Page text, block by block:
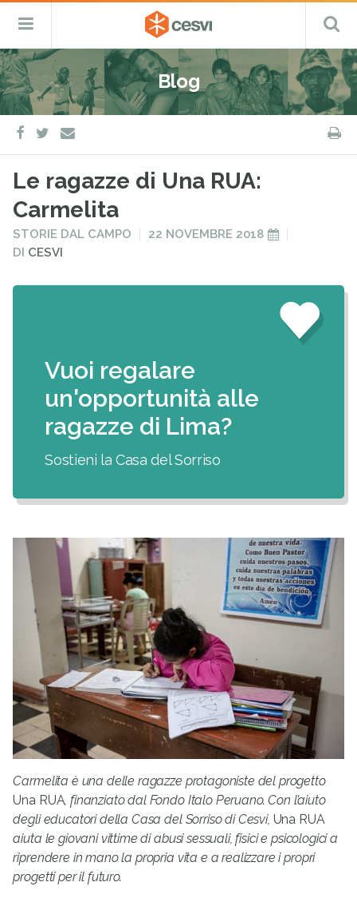
Salta
al
contenuto
CESVI
Fondazione
–
ETS
Cooperazione,
Emergenza
e
Sviluppo
Menu
Blog
facebook
twitter
e-
mail
Le ragazze di Una RUA:
Carmelita
PUBBLICATO
IN
STORIE DAL CAMPO
PUBBLICATO
22 NOVEMBRE 2018
DI CESVI
Vuoi regalare
un'opportunità alle
ragazze di Lima?
Sostieni la Casa del Sorriso
Carmelita è una delle ragazze protagoniste del progetto
Una RUA , finanziato dal Fondo Italo Peruano. Con l’aiuto
degli educatori della Casa del Sorriso di Cesvi, Una RUA
aiuta le giovani vittime di abusi sessuali, fisici e psicologici a
riprendere in mano la propria vita e a realizzare i propri
progetti per il futuro.